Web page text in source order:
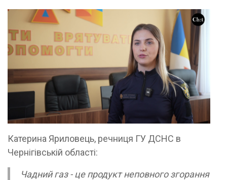
Катерина Яриловець, речниця ГУ ДСНС в
Чернігівській області:
Чадний газ - це продукт неповного згорання